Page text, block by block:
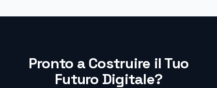
Pronto a Costruire il Tuo
Futuro Digitale?